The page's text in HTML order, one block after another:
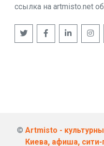
ссылка на artmisto.net
© Artmisto -
Киева, афиша, сити-